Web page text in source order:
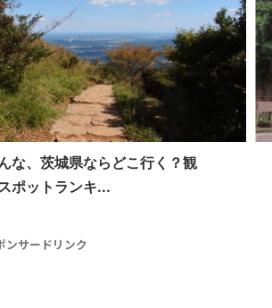
な、茨城県ならどこ行く？観
ポットランキ...
ンサードリンク